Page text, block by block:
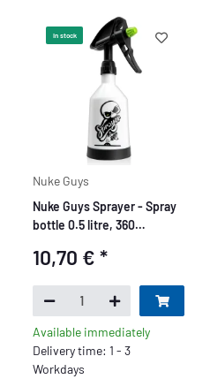
In stock
Nuke Guys
Nuke Guys Sprayer - Spray
bottle 0.5 litre, 360
System
10,70 €*
Available immediately
Delivery time: 1 - 3
Workdays